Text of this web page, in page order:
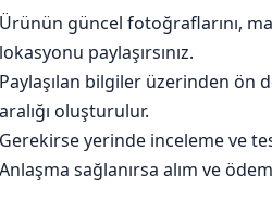
Ürünün güncel fotoğraflarını,
lokasyonu paylaşırsınız.
Paylaşılan bilgiler üzerinden ön
aralığı oluşturulur.
Gerekirse yerinde inceleme ve
Anlaşma sağlanırsa alım ve